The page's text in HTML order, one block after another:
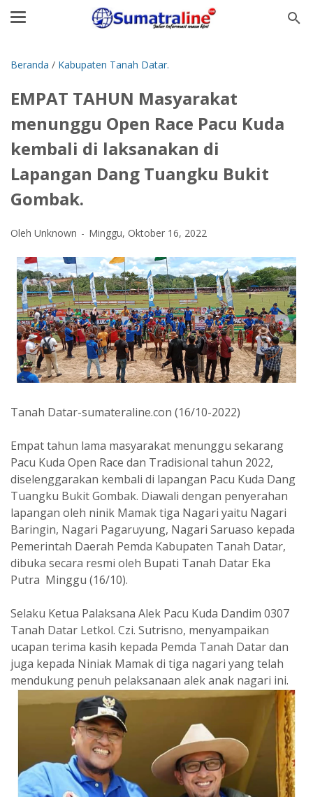
Beranda / Kabupaten Tanah Datar.
EMPAT TAHUN Masyarakat
menunggu Open Race Pacu Kuda
kembali di laksanakan di
Lapangan Dang Tuangku Bukit
Gombak.
Oleh Unknown Minggu, Oktober 16, 2022
Tanah Datar-sumateraline.con (16/10-2022)
Empat tahun lama masyarakat menunggu sekarang
Pacu Kuda Open Race dan Tradisional tahun 2022,
diselenggarakan kembali di lapangan Pacu Kuda Dang
Tuangku Bukit Gombak. Diawali dengan penyerahan
lapangan oleh ninik Mamak tiga Nagari yaitu Nagari
Baringin, Nagari Pagaruyung, Nagari Saruaso kepada
Pemerintah Daerah Pemda Kabupaten Tanah Datar,
dibuka secara resmi oleh Bupati Tanah Datar Eka
Putra Minggu (16/10).
Selaku Ketua Palaksana Alek Pacu Kuda Dandim 0307
Tanah Datar Letkol. Czi. Sutrisno, menyampaikan
ucapan terima kasih kepada Pemda Tanah Datar dan
juga kepada Niniak Mamak di tiga nagari yang telah
mendukung penuh pelaksanaan alek anak nagari ini.